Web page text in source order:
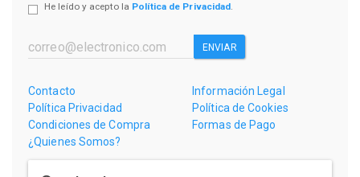
He leído y acepto la Política de Privacidad.
ENVIAR
Contacto
Información Legal
Política Privacidad
Política de Cookies
Condiciones de Compra
Formas de Pago
¿Quienes Somos?